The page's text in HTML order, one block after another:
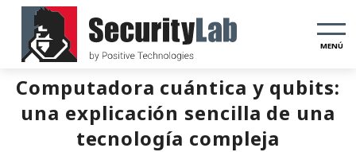
MENÚ
Computadora cuántica y qubits:
una explicación sencilla de una
tecnología compleja